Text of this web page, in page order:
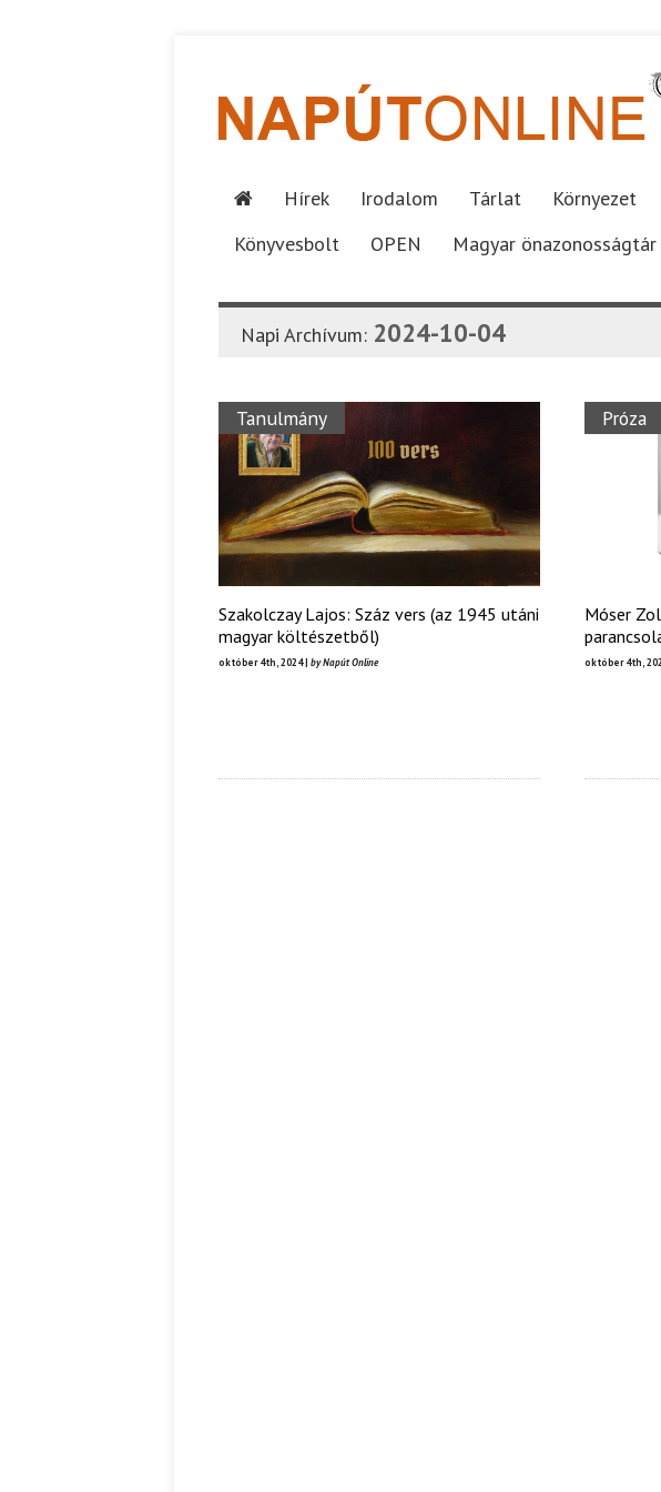
Hírek Irodalom Tárlat Környezet
Könyvesbolt
OPEN Magyar önazonosságtár
Napi Archívum: 2024-10-04
Tanulmány
Szakolczay Lajos: Száz vers (az 1945 utáni
magyar költészetből)
október 4th, 2024 | by Napút Online
Próza
Móser
október 4th,